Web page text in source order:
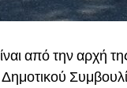
από την αρχή